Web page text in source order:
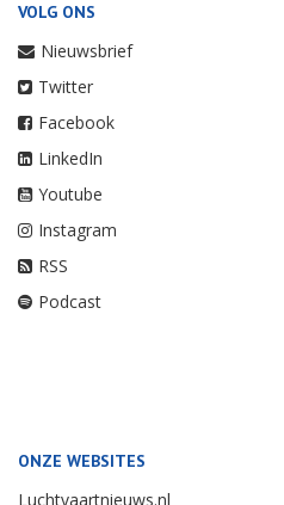
VOLG ONS
Nieuwsbrief
Twitter
Facebook
LinkedIn
Youtube
Instagram
RSS
Podcast
ONZE WEBSITES
Luchtvaartnieuws.nl